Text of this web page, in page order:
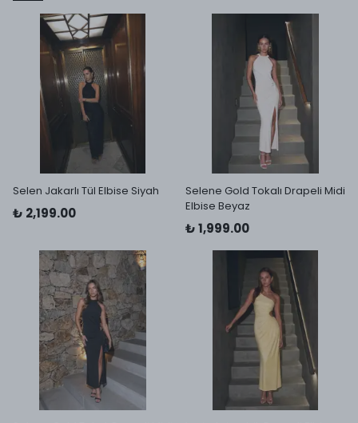
Selen Jakarlı Tül Elbise Siyah
₺ 2,199.00
Selene Gold Tokalı Drapeli Midi
Elbise Beyaz
₺ 1,999.00